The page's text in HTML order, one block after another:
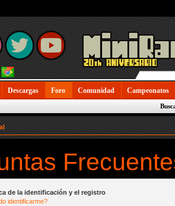
Descargas Foro Comunidad Campeonatos
de la identificación y el registro
identificarme?